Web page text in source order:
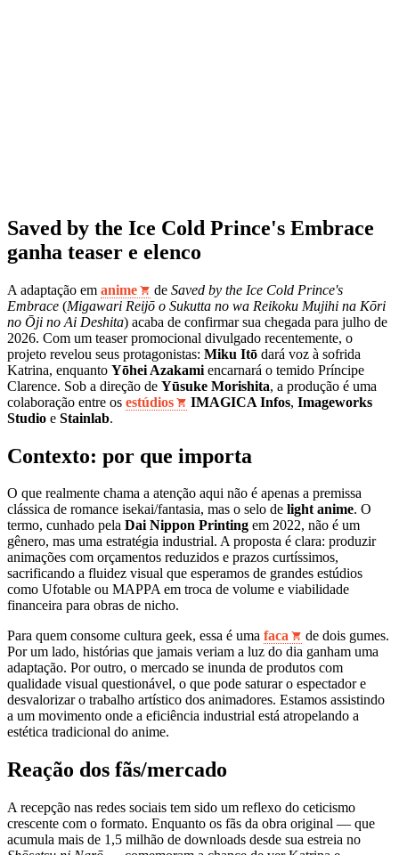
Saved by the Ice Cold Prince's Embrace
ganha teaser e elenco
A adaptação em anime de Saved by the Ice Cold Prince's
Embrace (Migawari Reijō o Sukutta no wa Reikoku Mujihi na Kōri
no Ōji no Ai Deshita) acaba de confirmar sua chegada para julho de
2026. Com um teaser promocional divulgado recentemente, o
projeto revelou seus protagonistas: Miku Itō dará voz à sofrida
Katrina, enquanto Yōhei Azakami encarnará o temido Príncipe
Clarence. Sob a direção de Yūsuke Morishita, a produção é uma
colaboração entre os estúdios IMAGICA Infos, Imageworks
Studio e Stainlab.
Contexto: por que importa
O que realmente chama a atenção aqui não é apenas a premissa
clássica de romance isekai/fantasia, mas o selo de light anime. O
termo, cunhado pela Dai Nippon Printing em 2022, não é um
gênero, mas uma estratégia industrial. A proposta é clara: produzir
animações com orçamentos reduzidos e prazos curtíssimos,
sacrificando a fluidez visual que esperamos de grandes estúdios
como Ufotable ou MAPPA em troca de volume e viabilidade
financeira para obras de nicho.
Para quem consome cultura geek, essa é uma faca
de dois gumes.
Por um lado, histórias que jamais veriam a luz do dia ganham uma
adaptação. Por outro, o mercado se inunda de produtos com
qualidade visual questionável, o que pode saturar o espectador e
desvalorizar o trabalho artístico dos animadores. Estamos assistindo
a um movimento onde a eficiência industrial está atropelando a
estética tradicional do anime.
Reação dos fãs/mercado
A recepção nas redes sociais tem sido um reflexo do ceticismo
crescente com o formato. Enquanto os fãs da obra original — que
acumula mais de 1,5 milhão de downloads desde sua estreia no